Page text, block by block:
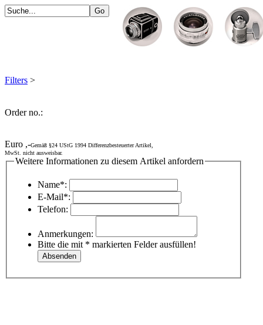
Filters >
Order no.:
Euro ,-Gemäß §24 UStG 1994 Differenzbesteuerter Artikel,
MwSt. nicht ausweisbar.
Weitere Informationen zu diesem Artikel anfordern
Name*:
E-Mail*:
Telefon:
Anmerkungen:
Bitte die mit * markierten Felder ausfüllen!